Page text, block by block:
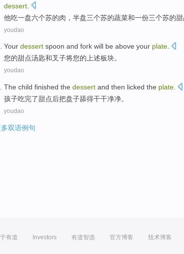
dessert
他吃一盘六个苏的肉 ，半盘三个苏的蔬菜和一份三个苏的甜
youdao
Your dessert spoon and fork will be above your plate.
您的甜点汤匙和叉子将您的上述板块。
youdao
The child finished the dessert and then licked the plate
孩子吃完了甜点后把盘子舔得干干净净。
youdao
双语例句
有道 Investors 有道智选 官方博客 技术博客